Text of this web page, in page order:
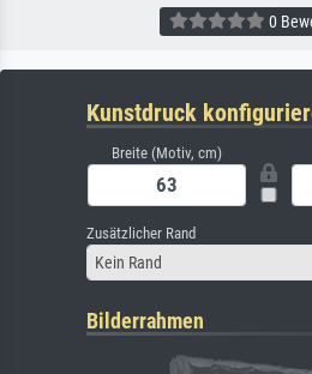
0
Kunstdruck
Breite (Motiv, cm)
Zusätzlicher Rand
Kein Rand
Bilderrahmen